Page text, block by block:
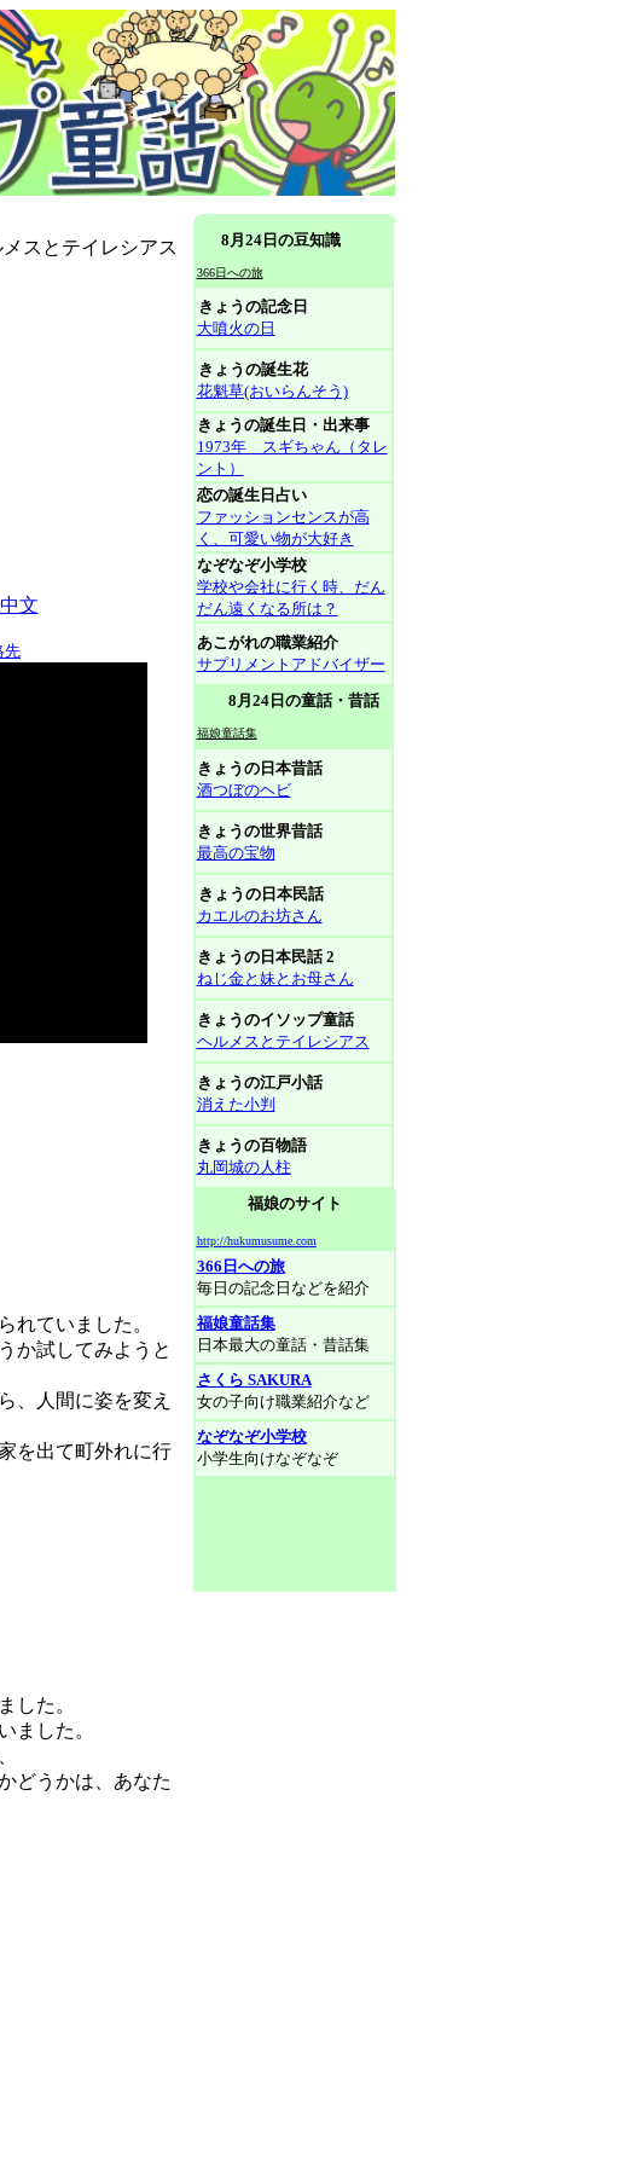
スとテイレシアス
文
先
ていました。
か試してみようと
、人間に姿を変え
を出て町外れに行
した。
ました。
どうかは、あなた
8月24日の豆知識
366日への旅
きょうの記念日
大噴火の日
きょうの誕生花
花魁草(おいらんそう)
きょうの誕生日・出来事
1973年 スギちゃん（タレ
ント）
恋の誕生日占い
ファッションセンスが高
く、可愛い物が大好き
なぞなぞ小学校
学校や会社に行く時、だん
だん遠くなる所は？
あこがれの職業紹介
サプリメントアドバイザー
8月24日の童話・昔話
福娘童話集
きょうの日本昔話
酒つぼのヘビ
きょうの世界昔話
最高の宝物
きょうの日本民話
カエルのお坊さん
きょうの日本民話 2
ねじ金と妹とお母さん
きょうのイソップ童話
ヘルメスとテイレシアス
きょうの江戸小話
消えた小判
きょうの百物語
丸岡城の人柱
福娘のサイト
http://hukumusume.com
366日への旅
毎日の記念日などを紹介
福娘童話集
日本最大の童話・昔話集
さくら SAKURA
女の子向け職業紹介など
なぞなぞ小学校
小学生向けなぞなぞ